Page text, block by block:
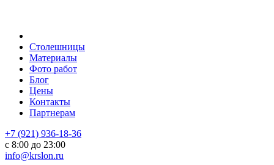
Столешницы
Материалы
Фото работ
Блог
Цены
Контакты
Партнерам
+7 (921) 936-18-36
с 8:00 до 23:00
info@krslon.ru